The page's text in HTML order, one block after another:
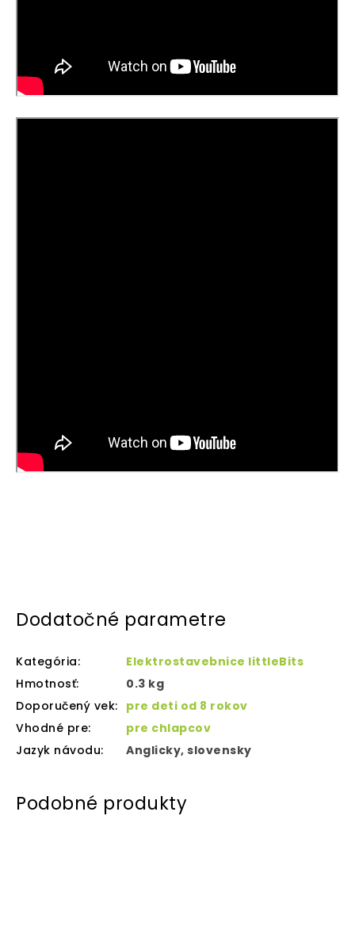
Dodatočné parametre
Kategória:
Elektrostavebnice littleBits
Hmotnosť:
0.3 kg
Doporučený vek: pre deti od 8 rokov
Vhodné pre:
pre chlapcov
Jazyk návodu: Anglicky, slovensky